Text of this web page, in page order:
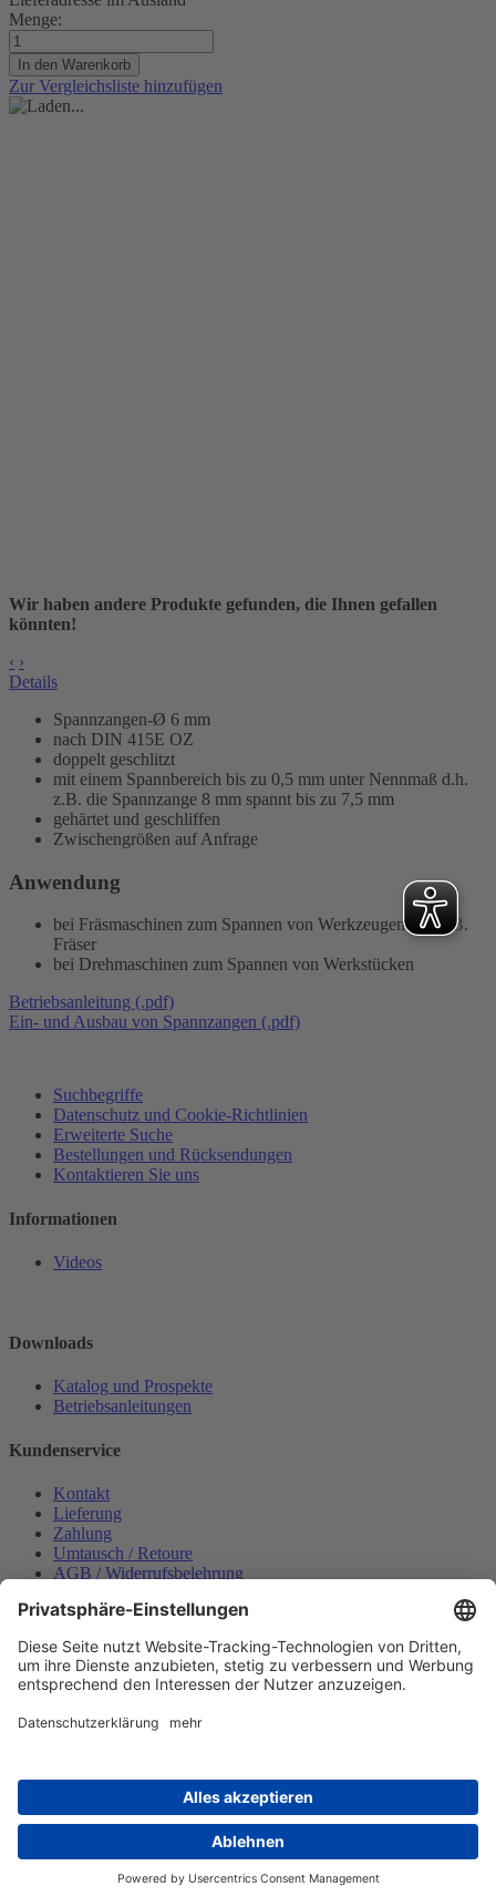
Menge:
In den Warenkorb
Zur Vergleichsliste hinzufügen
Wir haben andere Produkte gefunden, die Ihnen gefallen
könnten!
‹ ›
Details
Spannzangen-Ø 6 mm
nach DIN 415E OZ
doppelt geschlitzt
mit einem Spannbereich bis zu 0,5 mm unter Nennmaß d.h.
z.B. die Spannzange 8 mm spannt bis zu 7,5 mm
gehärtet und geschliffen
Zwischengrößen auf Anfrage
Anwendung
bei Fräsmaschinen zum Spannen von Werkzeugen wie z.B.
Fräser
bei Drehmaschinen zum Spannen von Werkstücken
Betriebsanleitung (.pdf)
Ein- und Ausbau von Spannzangen (.pdf)
Suchbegriffe
Datenschutz und Cookie-Richtlinien
Erweiterte Suche
Bestellungen und Rücksendungen
Kontaktieren Sie uns
Informationen
Videos
Downloads
Katalog und Prospekte
Betriebsanleitungen
Kundenservice
Kontakt
Lieferung
Zahlung
Umtausch / Retoure
AGB / Widerrufsbelehrung
Datenschutzerklärung
Bestellung widerrufen
Mein konto
Zahlungsmöglichkeiten
Copyright © 2025 Wabeco